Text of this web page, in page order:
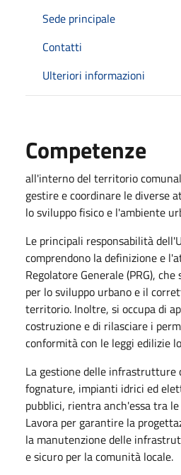
Sede principale
Contatti
Ulteriori informazioni
Competenze
all'interno del territorio
gestire e coordinare le diverse
lo sviluppo fisico e l'ambiente
Le principali responsabilità
comprendono la definizione e
Regolatore Generale (PRG),
per lo sviluppo urbano e il
territorio. Inoltre, si occupa di
costruzione e di rilasciare i
conformità con le leggi edilizie
La gestione delle infrastrutture
fognature, impianti idrici ed
pubblici, rientra anch'essa tra
Lavora per garantire la
la manutenzione delle
e sicuro per la comunità locale.